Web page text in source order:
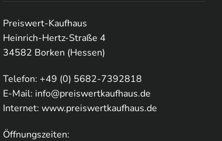
Preiswert-Kaufhaus
Heinrich-Hertz-Straße 4
34582 Borken (Hessen)
Telefon: +49 (0) 5682-7392818
E-Mail: info@preiswertkaufhaus.de
Internet:www.preiswertkaufhaus.de
Öffnungszeiten: